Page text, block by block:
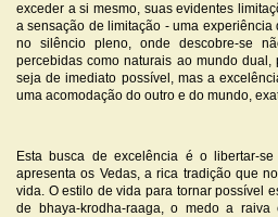
exceder a si mesmo, suas evidentes
a sensação de limitação - uma
no silêncio pleno, onde descobre-se
percebidas como naturais ao mundo
seja de imediato possível, mas a
uma acomodação do outro e do mundo,
Esta busca de excelência é o libertar-
apresenta os Vedas, a rica tradição que
vida. O estilo de vida para tornar possível
de bhaya-krodha-raaga, o medo a